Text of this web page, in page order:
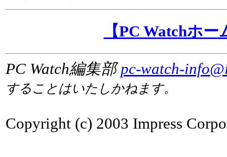
【PC Watchホ
PC Watch編集部pc-watch-
することはいたしかねます。
Copyright (c) 2003 Impress